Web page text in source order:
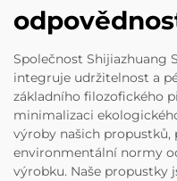
Společnost Shijiazhuang
integruje udržitelnost a
základního filozofického
minimalizaci
výroby našich
environmentální normy
výrobku. Naše propustky